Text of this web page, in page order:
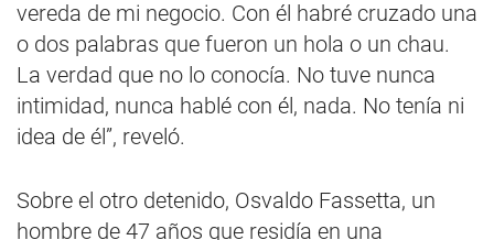
vereda de mi negocio. Con él habré cruzado una
o dos palabras que fueron un hola o un chau.
La verdad que no lo conocía. No tuve nunca
intimidad, nunca hablé con él, nada. No tenía ni
idea de él”, reveló.
Sobre el otro detenido, Osvaldo Fassetta, un
hombre de 47 años que residía en una